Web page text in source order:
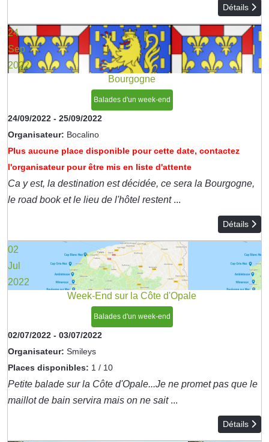
Détails
24
Sep
2022
Bourgogne
Balades d'un week-end
24/09/2022 - 25/09/2022
Organisateur: Bocalino
Plus aucune place disponible pour cette date, contactez
l'organisateur pour être mis en liste d'attente
Ca y est, la destination est décidée, ce sera la Bourgogne,
le road book et le lieu de l'hôtel restent...
Détails
02
Jul
2022
Week-End sur la Côte d'Opale
Balades d'un week-end
02/07/2022 - 03/07/2022
Organisateur: Smileys
Places disponibles: 1 / 10
Petite balade sur la Côte d'Opale...Je ne promet pas que le
maillot de bain servira mais on ne sait...
Détails